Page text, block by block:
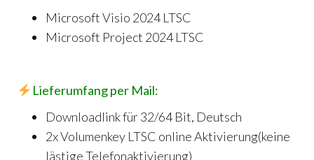
Microsoft Visio 2024 LTSC
Microsoft Project 2024 LTSC
Lieferumfang per Mail:
Downloadlink für 32/64 Bit, Deutsch
2x Volumenkey LTSC online Aktivierung(keine
lästige Telefonaktivierung)